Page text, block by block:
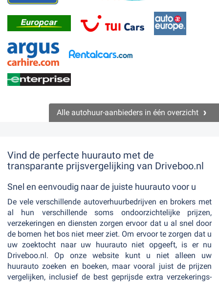
Alle autohuur-aanbieders in één overzicht
Vind de perfecte huurauto met de
transparante prijsvergelijking van Driveboo.nl
Snel en eenvoudig naar de juiste huurauto voor u
De vele verschillende autoverhuurbedrijven en brokers met
al hun verschillende soms ondoorzichtelijke prijzen,
verzekeringen en diensten zorgen ervoor dat u al snel door
de bomen het bos niet meer ziet. Om ervoor te zorgen dat u
uw zoektocht naar uw huurauto niet opgeeft, is er nu
Driveboo.nl. Op onze website kunt u niet alleen uw
huurauto zoeken en boeken, maar vooral juist de prijzen
vergelijken, inclusief de best geprijsde extra verzekerings-